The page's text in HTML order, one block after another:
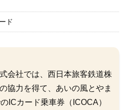
ド
会社では、西日本旅客鉄道株
協力を得て、あいの風とやま
ICカード乗車券（ICOCA）